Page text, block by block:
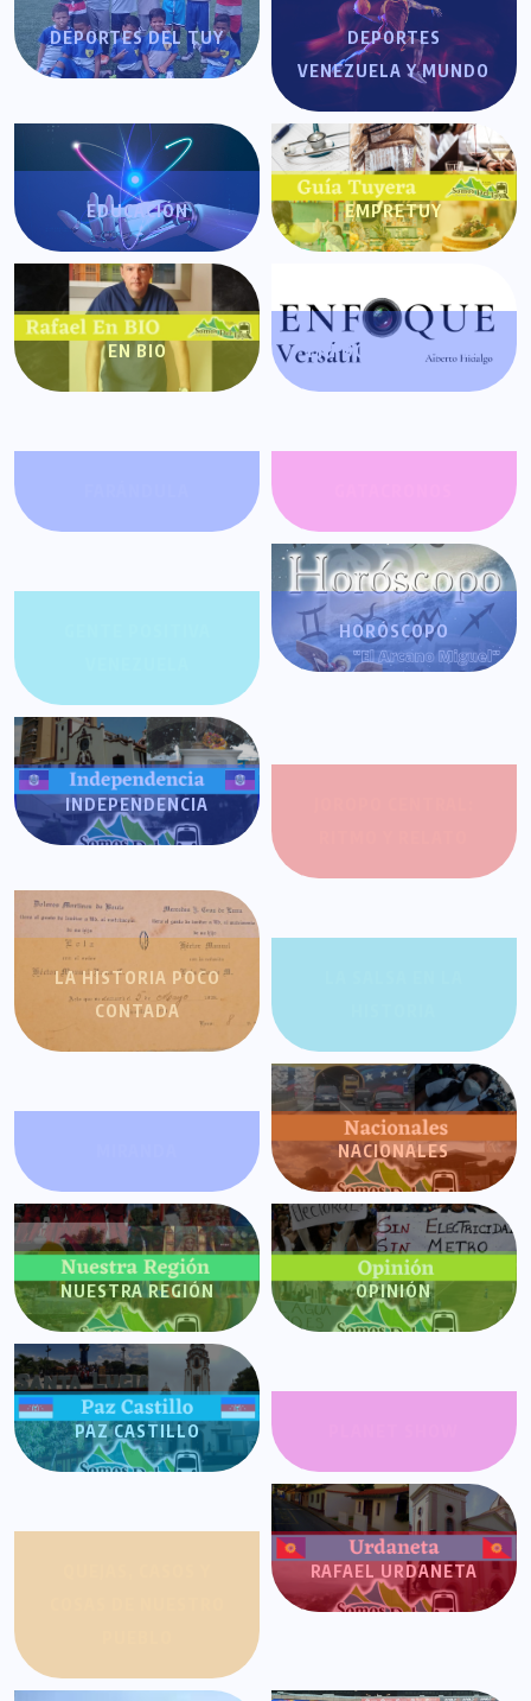
DEPORTES DEL TUY
DEPORTES
VENEZUELA Y MUNDO
EDUCACIÓN EMPRETUY
EN BIO ENFOQUE VERSÁTIL
HORÓSCOPO
INDEPENDENCIA
LA HISTORIA POCO
CONTADA
NACIONALES
NUESTRA REGIÓN OPINIÓN
PAZ CASTILLO
RAFAEL URDANETA